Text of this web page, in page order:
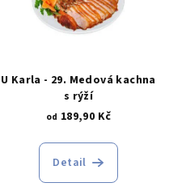
U Karla - 29. Medová kachna
s rýží
od 189,90 Kč
Detail